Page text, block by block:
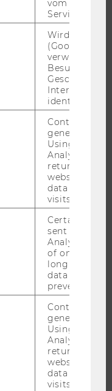
STUDIERENDE
vom AMP
Service an.
Wird von
(Google Tag
verwendet,
Besucher
Geschlecht
Interessen zu
identifizieren.
Contains a
generated
Using this
Analytics can
returning
website and
data from
visits.
Certain data
sent to
Analytics a
of once per
long as it is
data
prevented.
Contains a
generated
Using this
Analytics can
returning
website and
data from
visits.